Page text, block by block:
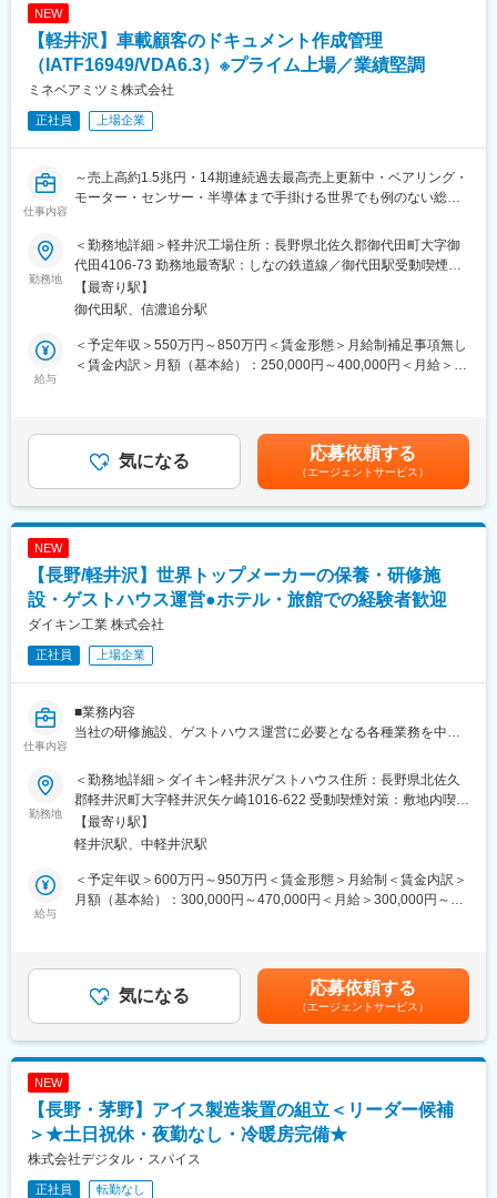
NEW
【軽井沢】車載顧客のドキュメント作成管理
（IATF16949/VDA6.3）※プライム上場／業績堅調
ミネベアミツミ株式会社
正社員 上場企業
仕事内容
～売上高約1.5兆円・14期連続過去最高売上更新中・ベアリング・
モーター・センサー・半導体まで手掛ける世界でも例のない総合
■職務概要：
車載関連のお客様へ提出する下記などの書類作成／確認／調整／
保管の対応を行っていただきます。
（FMEA／Control Plan／サプライヤーから調達する部品認定／
PPAP／妥当性確認）
※変更の範囲：会社の定める業務とする
業展開をしており、圧倒的な数量を誇る当社の生産に大きな影響
力を持って関わっていただけます。
※海外拠点とのやり取りや出張は想定：有
アミツミの超精密機械加工技術と大量生産能力は、このミニチュ
ア・小径ボールベアリングの開発・製造工程によって磨き抜かれ
てきました。ミネベアミツミはこのミニチュア・小径ボールベア
リングの世界市場でトップシェアを誇り、世界のものづくりを支
えています。
軽井沢工場は、1963年に操業開始され、ボールベアリング、小型
モーターなどのマザー工場として、海外の関連部門工場を支援す
アリング」「ロッドエンド&スフェリカルベアリング」等で、特に
ミニチュアボールベアリングは世界No.1のシェアを有する製品で
す。
また軽井沢工場では、一部量産も行っていますが、基本は海外工
場で量産している為、マザー工場と同水準の高品質なものづくり
体制を構築していくために、海外出張／海外赴任に挑戦するチャ
ンスも多数あります。
去最高の売上高の総合精密部品メーカー（2025年3月期）
・ものづくりの核となる10の技術基盤×8つのコア事業を展開し、
複数の自社技術を融合し、高付加価値を創出。単なる「総合」で
活用して製品を新たに創出・進化。世界最小・最薄を可能にする
勤務地
＜勤務地詳細＞軽井沢工場住所：長野県北佐久郡御代田町大字御
代田4106-73 勤務地最寄駅：しなの鉄道線／御代田駅受動喫煙対
策：屋内全面禁煙
【最寄り駅】
御代田駅、信濃追分駅
給与
＜予定年収＞550万円～850万円＜賃金形態＞月給制補足事項無し
＜賃金内訳＞月額（基本給）：250,000円～400,000円＜月給＞
あくまでも目安の金額であり、選考を通じて上下する可能性があ
ります。月給(月額)は固定手当を含めた表記です。
気になる 応募依頼する
（エージェントサービス）
NEW
【長野/軽井沢】世界トップメーカーの保養・研修施
設・ゲストハウス運営●ホテル・旅館での経験者歓迎
ダイキン工業 株式会社
正社員 上場企業
仕事内容
■業務内容
当社の研修施設、ゲストハウス運営に必要となる各種業務を中核
は海外からのVIPもお迎えするため、VIPレベルの方も快適にお過
ごしいただける設備、運営を心掛けております。
■具体的には…
・ご来客の予約管理・調整、フロント業務をはじめとするご来客
対応、来場者向けイベント・レセプションの企画・運営
・研修・レセプション開催に向けた社内関連部署との調整、飲
食・清掃・工事業者との折衝・調整・来訪時対応等
■勤務時間補足：
基本的な就業時間は9:00～17:30をベースに、お客様に応じて、朝
食・夕食をカバーできるような早番・遅番（7:00～22:00の幅）の
しており、それらの方々と弊社を繋ぐ接遇の要として貢献いただ
くことを期待します。各施設は迎賓にとどまらず、
世界中から集まるグループ社員が国際社会に通用するマネジメン
ト・リーダーシップを磨く研修施設として、また、グループ社員
が家族との団らんのひとときを過ごす保養機能など、多目的に利
勤務地
＜勤務地詳細＞ダイキン軽井沢ゲストハウス住所：長野県北佐久
郡軽井沢町大字軽井沢矢ケ崎1016-622 受動喫煙対策：敷地内喫煙
可能場所あり
【最寄り駅】
軽井沢駅、中軽井沢駅
給与
＜予定年収＞600万円～950万円＜賃金形態＞月給制＜賃金内訳＞
月額（基本給）：300,000円～470,000円＜月給＞300,000円～
選考を通じて上下する可能性があります。月給(月額)は固定手当を
含めた表記です。
気になる 応募依頼する
（エージェントサービス）
NEW
【長野・茅野】アイス製造装置の組立＜リーダー候補
＞★土日祝休・夜勤なし・冷暖房完備★
株式会社デジタル・スパイス
正社員 転勤なし